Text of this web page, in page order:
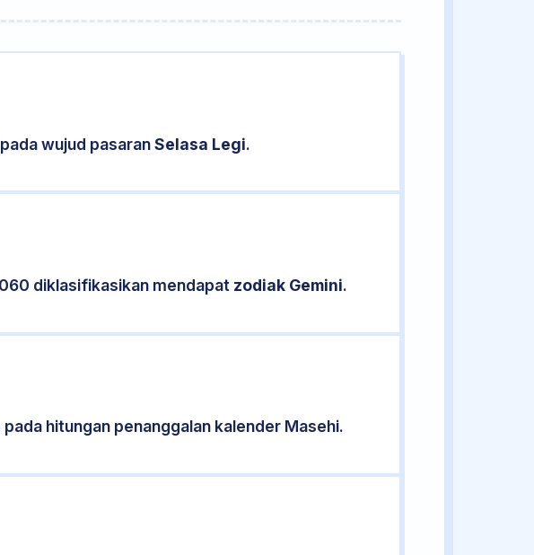
wujud pasaranSelasa Legi.
diklasifikasikan mendapat zodiak Gemini.
pada hitungan penanggalan kalender Masehi.